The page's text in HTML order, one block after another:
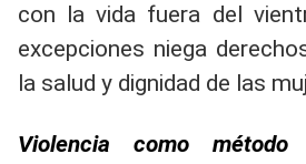
con la vida fuera del
excepciones niega
la salud y dignidad de las
Violencia como método